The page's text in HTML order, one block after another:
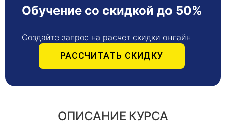
Обучение со скидкой до 50%
Создайте запрос на расчет скидки онлайн
РАССЧИТАТЬ СКИДКУ
ОПИСАНИЕ КУРСА